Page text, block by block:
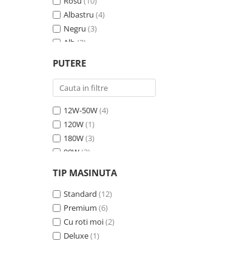
Albastru (4)
Negru (3)
Alb (2)
Galben
PUTERE
12W-50W(4)
120W(1)
180W(3)
90W (3)
30W (1)
60W(2)
TIP MASINUTA
Standard (12)
Premium (6)
Cu roti moi(2)
Deluxe(1)